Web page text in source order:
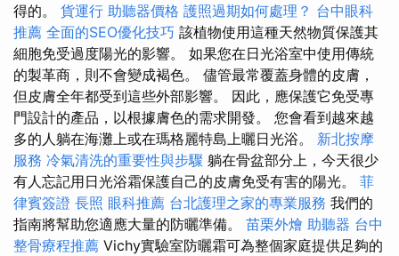
得的。 貨運行 助聽器價格 護照過期如何處理？ 台中眼科
推薦 全面的SEO優化技巧 該植物使用這種天然物質保護其
細胞免受過度陽光的影響。 如果您在日光浴室中使用傳統
的製革商，則不會變成褐色。 儘管最常覆蓋身體的皮膚，
但皮膚全年都受到這些外部影響。 因此，應保護它免受專
門設計的產品，以根據膚色的需求開發。 您會看到越來越
多的人躺在海灘上或在瑪格麗特島上曬日光浴。 新北按摩
服務 冷氣清洗的重要性與步驟 躺在骨盆部分上，今天很少
有人忘記用日光浴霜保護自己的皮膚免受有害的陽光。 菲
律賓簽證 長照 眼科推薦 台北護理之家的專業服務 我們的
指南將幫助您適應大量的防曬準備。 苗栗外燴 助聽器 台中
整骨療程推薦 Vichy實驗室防曬霜可為整個家庭提供足夠的